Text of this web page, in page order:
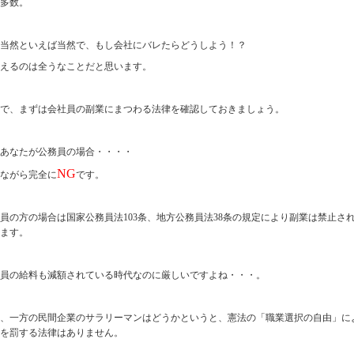
数。
然といえば当然で、もし会社にバレたらどうしよう！？
るのは全うなことだと思います。
、まずは会社員の副業にまつわる法律を確認しておきましょう。
なたが公務員の場合・・・・
がら完全にNGです。
の方の場合は国家公務員法103条、地方公務員法38条の規定により副業は禁止さ
す。
の給料も減額されている時代なのに厳しいですよね・・・。
一方の民間企業のサラリーマンはどうかというと、憲法の「職業選択の自由」
罰する法律はありません。